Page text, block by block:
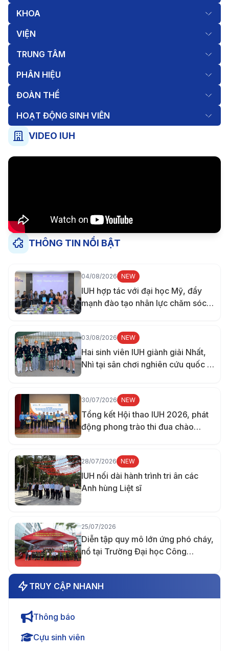
KHOA
VIỆN
TRUNG TÂM
PHÂN HIỆU
ĐOÀN THỂ
HOẠT ĐỘNG SINH VIÊN
VIDEO IUH
THÔNG TIN NỔI BẬT
04/08/2026 NEW
IUH hợp tác với đại học Mỹ, đẩy
mạnh đào tạo nhân lực chăm sóc
sức khỏe
03/08/2026 NEW
Hai sinh viên IUH giành giải Nhất,
Nhì tại sân chơi nghiên cứu quốc tế
ở Đài Loan
30/07/2026 NEW
Tổng kết Hội thao IUH 2026, phát
động phong trào thi đua chào
mừng 70 năm thành lập trường
28/07/2026 NEW
IUH nối dài hành trình tri ân các
Anh hùng Liệt sĩ
25/07/2026
Diễn tập quy mô lớn ứng phó cháy,
nổ tại Trường Đại học Công
nghiệp TP.HCM
TRUY CẬP NHANH
Thông báo
Cựu sinh viên